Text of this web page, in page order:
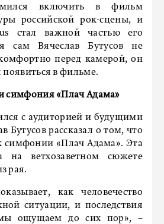
включить в фильм
российской рок-сцены, и
стал важной частью его
сам Вячеслав Бутусов не
комфортно перед камерой, он
появиться в фильме.
симфония «Плач Адама»
с аудиторией и будущими
Бутусов рассказал о том, что
симфонии «Плач Адама». Эта
на ветхозаветном сюжете
рая.
как человечество
ситуации, и последствия
ощущаем до сих пор», –